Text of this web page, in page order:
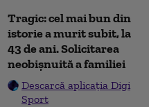
Tragic: cel mai bun din
istorie a murit subit, la
43 de ani. Solicitarea
neobișnuită a familiei
Descarcă aplicația Digi
Sport